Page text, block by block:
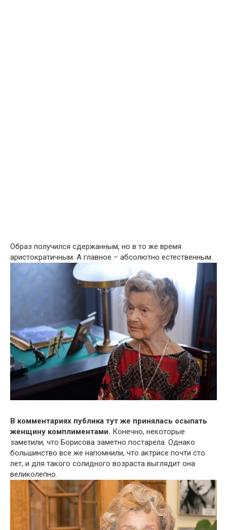
Образ получился сдержанным, но в то же время
аристократичным. А главное – абсолютно естественным.
В комментариях публика тут же принялась осыпать
женщину комплиментами. Конечно, некоторые
заметили, что Борисова заметно постарела. Однако
большинство все же напомнили, что актрисе почти сто
лет, и для такого солидного возраста выглядит она
великолепно.